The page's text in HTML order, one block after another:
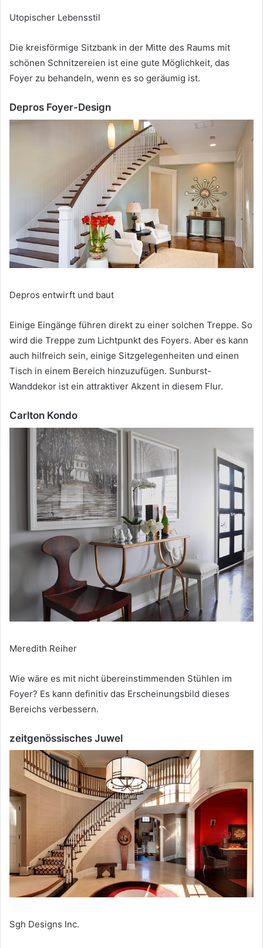
Utopischer Lebensstil
Die kreisförmige Sitzbank in der Mitte des Raums mit
schönen Schnitzereien ist eine gute Möglichkeit, das
Foyer zu behandeln, wenn es so geräumig ist.
Depros Foyer-Design
Depros entwirft und baut
Einige Eingänge führen direkt zu einer solchen Treppe. So
wird die Treppe zum Lichtpunkt des Foyers. Aber es kann
auch hilfreich sein, einige Sitzgelegenheiten und einen
Tisch in einem Bereich hinzuzufügen. Sunburst-
Wanddekor ist ein attraktiver Akzent in diesem Flur.
Carlton Kondo
Meredith Reiher
Wie wäre es mit nicht übereinstimmenden Stühlen im
Foyer? Es kann definitiv das Erscheinungsbild dieses
Bereichs verbessern.
zeitgenössisches Juwel
Sgh Designs Inc.